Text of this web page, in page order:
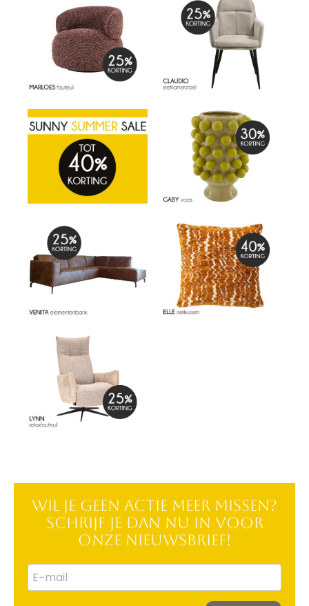
Wil je geen actie meer missen?
Schrijf je dan nu in voor
onze nieuwsbrief!